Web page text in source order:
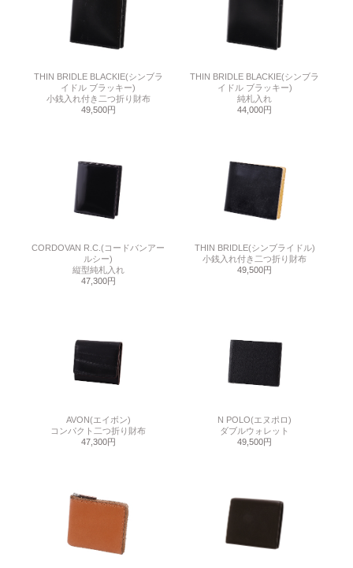
THIN BRIDLE BLACKIE(シンブラ
イドル ブラッキー)
小銭入れ付き二つ折り財布
49,500円
THIN BRIDLE BLACKIE(シンブラ
イドル ブラッキー)
純札入れ
44,000円
CORDOVAN R.C.(コードバンアー
ルシー)
縦型純札入れ
47,300円
THIN BRIDLE(シンブライドル)
小銭入れ付き二つ折り財布
49,500円
AVON(エイボン)
コンパクト二つ折り財布
47,300円
N POLO(エヌポロ)
ダブルウォレット
49,500円